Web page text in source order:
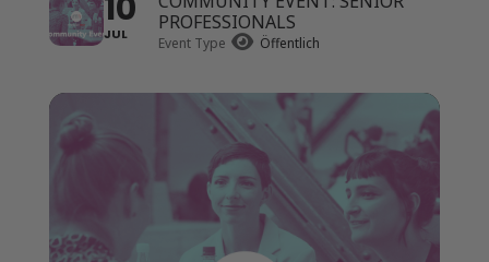
JUL
PROFESSIONALS
Event Type Öffentlich